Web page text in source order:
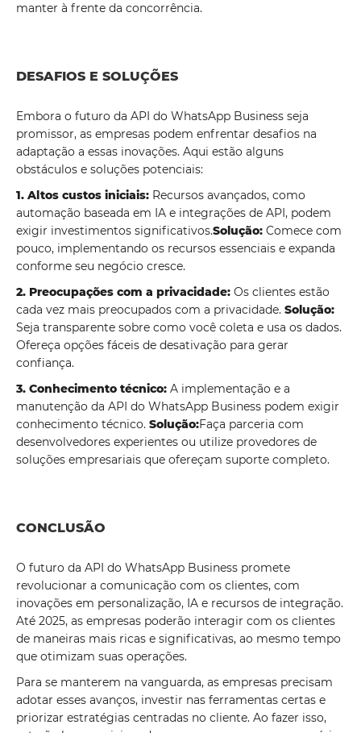
manter à frente da concorrência.
DESAFIOS E SOLUÇÕES
Embora o futuro da API do WhatsApp Business seja
promissor, as empresas podem enfrentar desafios na
adaptação a essas inovações. Aqui estão alguns
obstáculos e soluções potenciais:
1. Altos custos iniciais: Recursos avançados, como
automação baseada em IA e integrações de API, podem
exigir investimentos significativos.Solução: Comece com
pouco, implementando os recursos essenciais e expanda
conforme seu negócio cresce.
2. Preocupações com a privacidade: Os clientes estão
cada vez mais preocupados com a privacidade. Solução:
Seja transparente sobre como você coleta e usa os dados.
Ofereça opções fáceis de desativação para gerar
confiança.
3. Conhecimento técnico: A implementação e a
manutenção da API do WhatsApp Business podem exigir
conhecimento técnico. Solução:Faça parceria com
desenvolvedores experientes ou utilize provedores de
soluções empresariais que ofereçam suporte completo.
CONCLUSÃO
O futuro da API do WhatsApp Business promete
revolucionar a comunicação com os clientes, com
inovações em personalização, IA e recursos de integração.
Até 2025, as empresas poderão interagir com os clientes
de maneiras mais ricas e significativas, ao mesmo tempo
que otimizam suas operações.
Para se manterem na vanguarda, as empresas precisam
adotar esses avanços, investir nas ferramentas certas e
priorizar estratégias centradas no cliente. Ao fazer isso,